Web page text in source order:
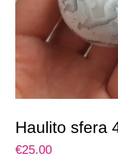
Haulito sfera
€25.00